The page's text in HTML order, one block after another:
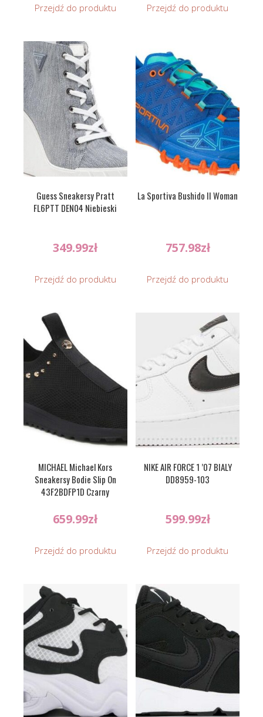
Przejdź do produktu Przejdź do produktu
Guess Sneakersy Pratt
FL6PTT DEN04 Niebieski
349.99zł
Przejdź do produktu
La Sportiva Bushido II Woman
757.98zł
Przejdź do produktu
MICHAEL Michael Kors
Sneakersy Bodie Slip On
43F2BDFP1D Czarny
659.99zł
Przejdź do produktu
NIKE AIR FORCE 1 ’07 BIALY
DD8959-103
599.99zł
Przejdź do produktu